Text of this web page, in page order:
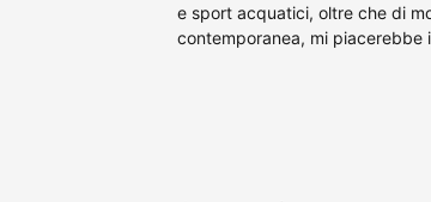
e sport acquatici, oltre che di
contemporanea, mi piacerebbe